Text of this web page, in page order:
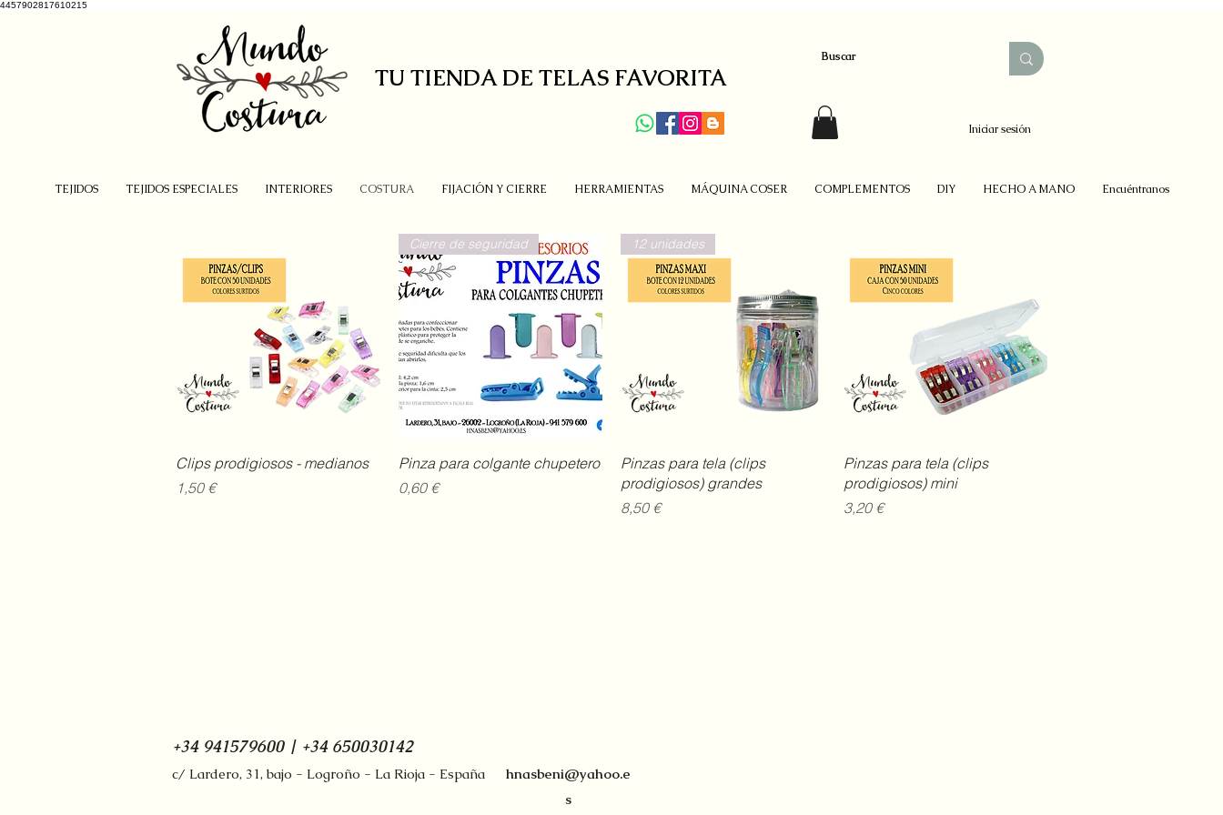
4457902817610215
TU TIENDA DE TELAS FAVORITA
Iniciar sesión
TEJIDOS TEJIDOS ESPECIALES INTERIORES COSTURA FIJACIÓN Y CIERRE HERRAMIENTAS MÁQUINA COSER COMPLEMENTOS DIY HECHO A MANO Encuéntranos
Vista rápida
Clips prodigiosos - medianos
Precio
1,50 €
Vista rápida
Cierre de seguridad
Pinza para colgante chupetero
Precio
0,60 €
Vista rápida
12 unidades
Pinzas para tela (clips
prodigiosos) grandes
Precio
8,50 €
Vista rápida
Pinzas para tela (clips
prodigiosos) mini
Precio
3,20 €
+34 941579600 | +34 650030142
c/ Lardero, 31, bajo - Logroño - La Rioja - España
hnasbeni@yahoo.e
s